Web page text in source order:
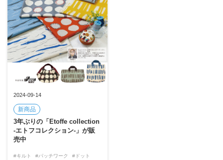
2024-09-14
新商品
3年ぶりの「Etoffe collection
-エトフコレクション-」が販
売中
#キルト #パッチワーク #ドット